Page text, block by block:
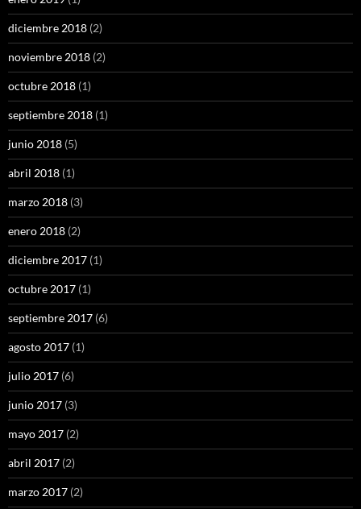
diciembre 2018 (2)
noviembre 2018 (2)
octubre 2018 (1)
septiembre 2018 (1)
junio 2018 (5)
abril 2018 (1)
marzo 2018 (3)
enero 2018 (2)
diciembre 2017 (1)
octubre 2017 (1)
septiembre 2017 (6)
agosto 2017 (1)
julio 2017 (6)
junio 2017 (3)
mayo 2017 (2)
abril 2017 (2)
marzo 2017 (2)